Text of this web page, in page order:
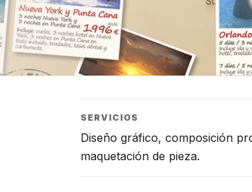
SERVICIOS
Diseño gráfico, composición
maquetación de pieza.